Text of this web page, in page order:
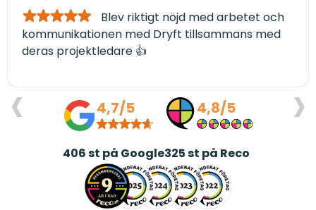
Blev riktigt nöjd med arbetet och
kommunikationen med Dryft tillsammans med
deras projektledare 👍
‹ ›
4,7/5
406st på Google
4,8/5
325st på Reco